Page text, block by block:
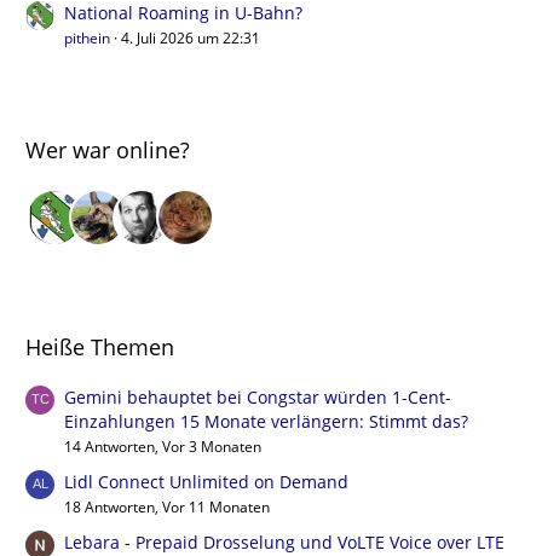
National Roaming in U-Bahn?
pithein 4. Juli 2026 um 22:31
Wer war online?
Heiße Themen
Gemini behauptet bei Congstar würden 1-Cent-
Einzahlungen 15 Monate verlängern: Stimmt das?
14 Antworten, Vor 3 Monaten
Lidl Connect Unlimited on Demand
18 Antworten, Vor 11 Monaten
Lebara - Prepaid Drosselung und VoLTE Voice over LTE